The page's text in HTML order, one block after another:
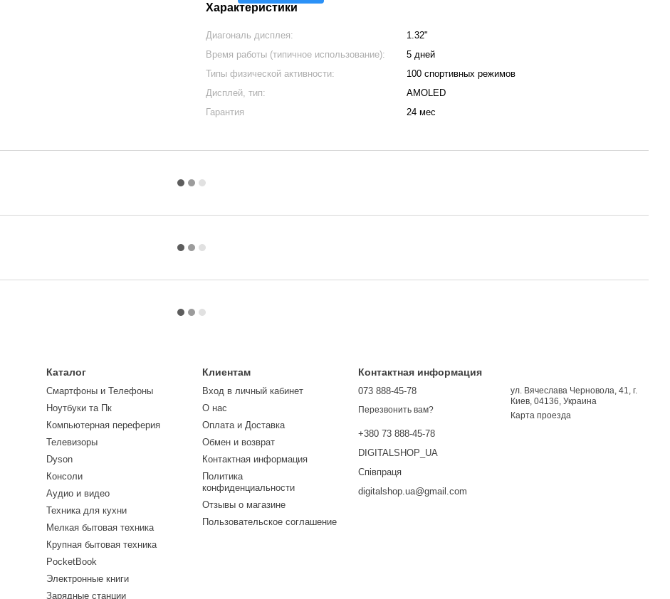
Характеристики
Диагональ дисплея:
1.32"
Время работы (типичное использование):
5 дней
Типы физической активности:
100 спортивных режимов
Дисплей, тип:
AMOLED
Гарантия
24 мес
Каталог
Смартфоны и Телефоны
Ноутбуки та Пк
Компьютерная переферия
Телевизоры
Dyson
Консоли
Аудио и видео
Техника для кухни
Мелкая бытовая техника
Крупная бытовая техника
PocketBook
Электронные книги
Зарядные станции
Клиентам
Вход в личный кабинет
О нас
Оплата и Доставка
Обмен и возврат
Контактная информация
Политика
конфиденциальности
Отзывы о магазине
Пользовательское соглашение
Контактная информация
073 888-45-78
Перезвонить вам?
+380 73 888-45-78
DIGITALSHOP_UA
Співпраця
digitalshop.ua@gmail.com
ул. Вячеслава Черновола, 41, г.
Киев, 04136, Украина
Карта проезда